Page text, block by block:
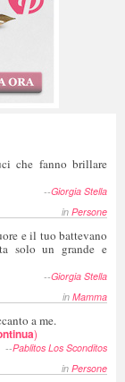
che fanno brillare
--Giorgia Stella
in Persone
e il tuo battevano
solo un grande e
--Giorgia Stella
in Mamma
a me.
)
--Pablitos Los Sconditos
in Persone